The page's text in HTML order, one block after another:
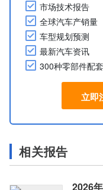
市场技术报告
全球汽车产销量
车型规划预测
最新汽车资讯
300种零部件配
立即
相关报告
2026